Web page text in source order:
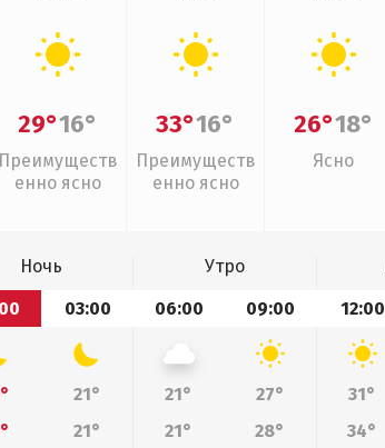
29°16°
Преимуществ
енно ясно
33°16°
Преимуществ
енно ясно
26°18°
Ясно
Ночь Утро
03:00 06:00 09:00 12:00
21° 21° 27° 31°
21° 21° 28° 34°